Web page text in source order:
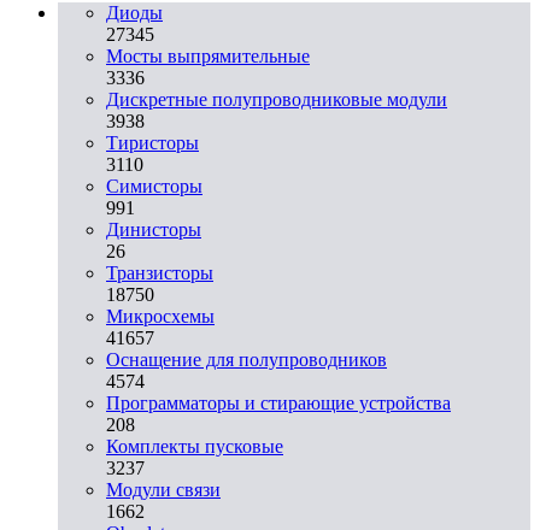
Диоды
27345
Мосты выпрямительные
3336
Дискретные полупроводниковые модули
3938
Тиристоры
3110
Симисторы
991
Динисторы
26
Транзисторы
18750
Микросхемы
41657
Оснащение для полупроводников
4574
Программаторы и стирающие устройства
208
Комплекты пусковые
3237
Модули связи
1662